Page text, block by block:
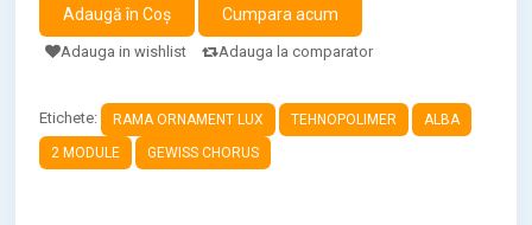
Adauga in wishlist Adauga la comparator
Etichete: RAMA ORNAMENT LUX TEHNOPOLIMER
ALBA
2 MODULE
GEWISS CHORUS